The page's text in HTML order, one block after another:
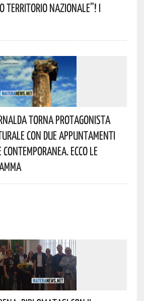
Territorio Nazionale”! I
Torna Protagonista
Con Due Appuntamenti
Ecco Le